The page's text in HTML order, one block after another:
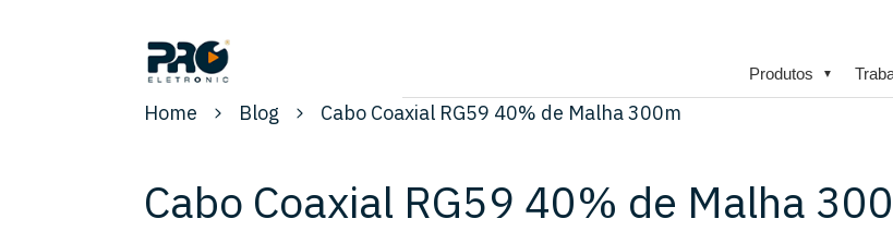
Produtos ▼
Home Blog Cabo Coaxial RG59 40% de Malha 300m
Cabo Coaxial RG59 40% de Malha